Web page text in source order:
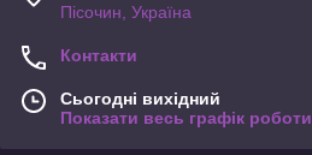
Пісочин, Україна
Контакти
Сьогодні вихідний
Показати весь графік роботи